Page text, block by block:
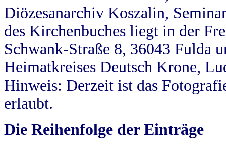
Diözesanarchiv Koszalin,
des Kirchenbuches liegt in der
Schwank-Straße 8, 36043 Fulda
Heimatkreises Deutsch Krone,
Hinweis: Derzeit ist das
erlaubt.
Die Reihenfolge der Einträge